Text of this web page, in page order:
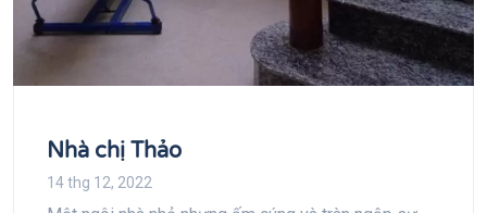
Nhà chị Thảo
14 thg 12, 2022